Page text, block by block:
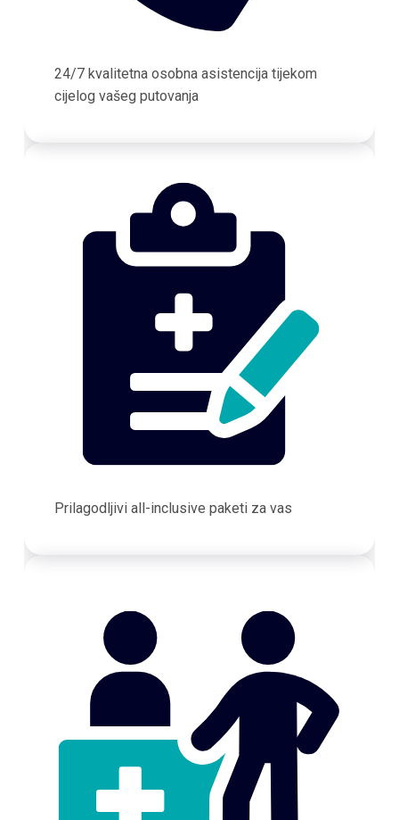
24/7 kvalitetna osobna asistencija tijekom
cijelog vašeg putovanja
Prilagodljivi all-inclusive paketi za vas